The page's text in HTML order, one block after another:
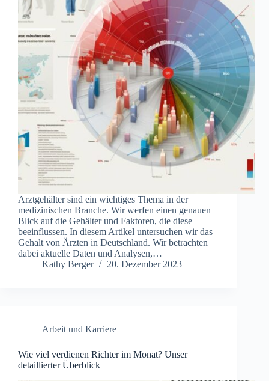
Arztgehälter sind ein wichtiges Thema in der
medizinischen Branche. Wir werfen einen genauen
Blick auf die Gehälter und Faktoren, die diese
beeinflussen. In diesem Artikel untersuchen wir das
Gehalt von Ärzten in Deutschland. Wir betrachten
dabei aktuelle Daten und Analysen,…
Kathy Berger
20. Dezember 2023
Arbeit und Karriere
Wie viel verdienen Richter im Monat? Unser
detaillierter Überblick